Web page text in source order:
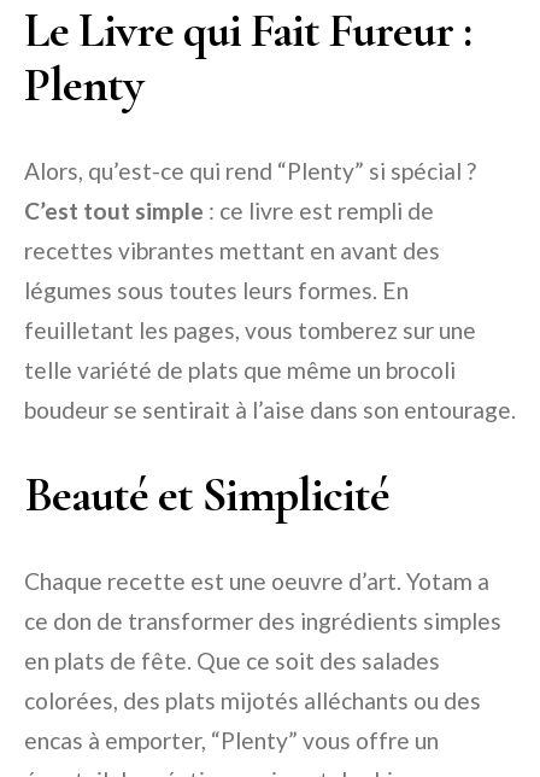
Le Livre qui Fait Fureur :
Plenty
Alors, qu’est-ce qui rend “Plenty” si spécial ?
C’est tout simple : ce livre est rempli de
recettes vibrantes mettant en avant des
légumes sous toutes leurs formes. En
feuilletant les pages, vous tomberez sur une
telle variété de plats que même un brocoli
boudeur se sentirait à l’aise dans son entourage.
Beauté et Simplicité
Chaque recette est une oeuvre d’art. Yotam a
ce don de transformer des ingrédients simples
en plats de fête. Que ce soit des salades
colorées, des plats mijotés alléchants ou des
encas à emporter, “Plenty” vous offre un